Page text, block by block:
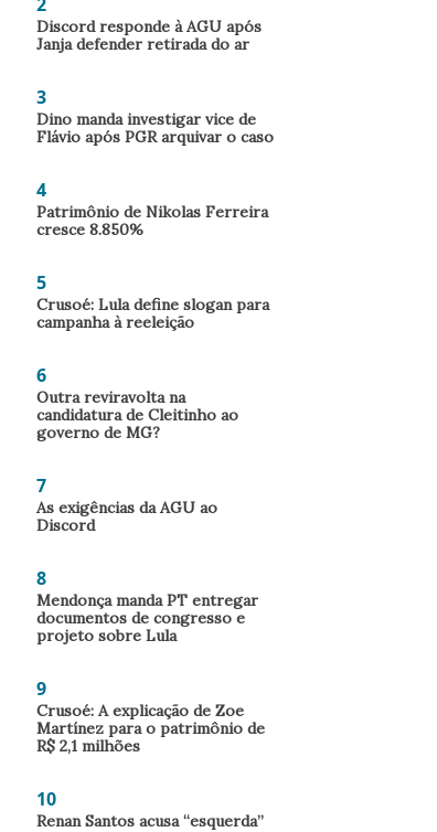
Discord responde à AGU após
Janja defender retirada do ar
3
Dino manda investigar vice de
Flávio após PGR arquivar o caso
4
Patrimônio de Nikolas Ferreira
cresce 8.850%
5
Crusoé: Lula define slogan para
campanha à reeleição
6
Outra reviravolta na
candidatura de Cleitinho ao
governo de MG?
7
As exigências da AGU ao
Discord
8
Mendonça manda PT entregar
documentos de congresso e
projeto sobre Lula
9
Crusoé: A explicação de Zoe
Martínez para o patrimônio de
R$ 2,1 milhões
10
Renan Santos acusa “esquerda”